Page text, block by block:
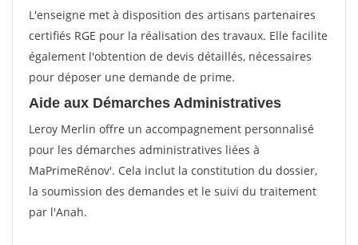
L'enseigne met à disposition des artisans partenaires
certifiés RGE pour la réalisation des travaux. Elle facilite
également l'obtention de devis détaillés, nécessaires
pour déposer une demande de prime.
Aide aux Démarches Administratives
Leroy Merlin offre un accompagnement personnalisé
pour les démarches administratives liées à
MaPrimeRénov'. Cela inclut la constitution du dossier,
la soumission des demandes et le suivi du traitement
par l'Anah.